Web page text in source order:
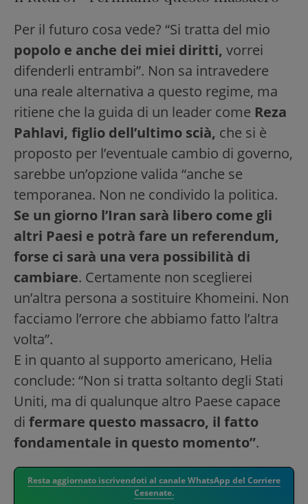
Per il futuro cosa vede? “Si tratta del mio
popolo e anche dei miei diritti, vorrei
difenderli entrambi”. Non sa intravedere
una reale alternativa a questo regime, ma
ritiene che la guida di un leader come Reza
Pahlavi, figlio dell’ultimo scià, che si è
proposto per l’eventuale cambio di governo,
sarebbe un’opzione valida “anche se
temporanea. Non ne condivido la politica.
Se un giorno l’Iran sarà libero come gli
altri Paesi e potrà fare un referendum,
forse ci sarà una vera possibilità di
cambiare. Certamente non sceglierei
un’altra persona a sostituire Khomeini. Non
facciamo l’errore che abbiamo fatto l’altra
volta”.
E in quanto al supporto americano, Helia
conclude: “Non si tratta soltanto degli Stati
Uniti, ma di qualunque altro Paese capace
di fermare questo massacro, il fatto
fondamentale in questo momento”.
Resta aggiornato iscrivendoti al canale WhatsApp del Corriere
Cesenate.